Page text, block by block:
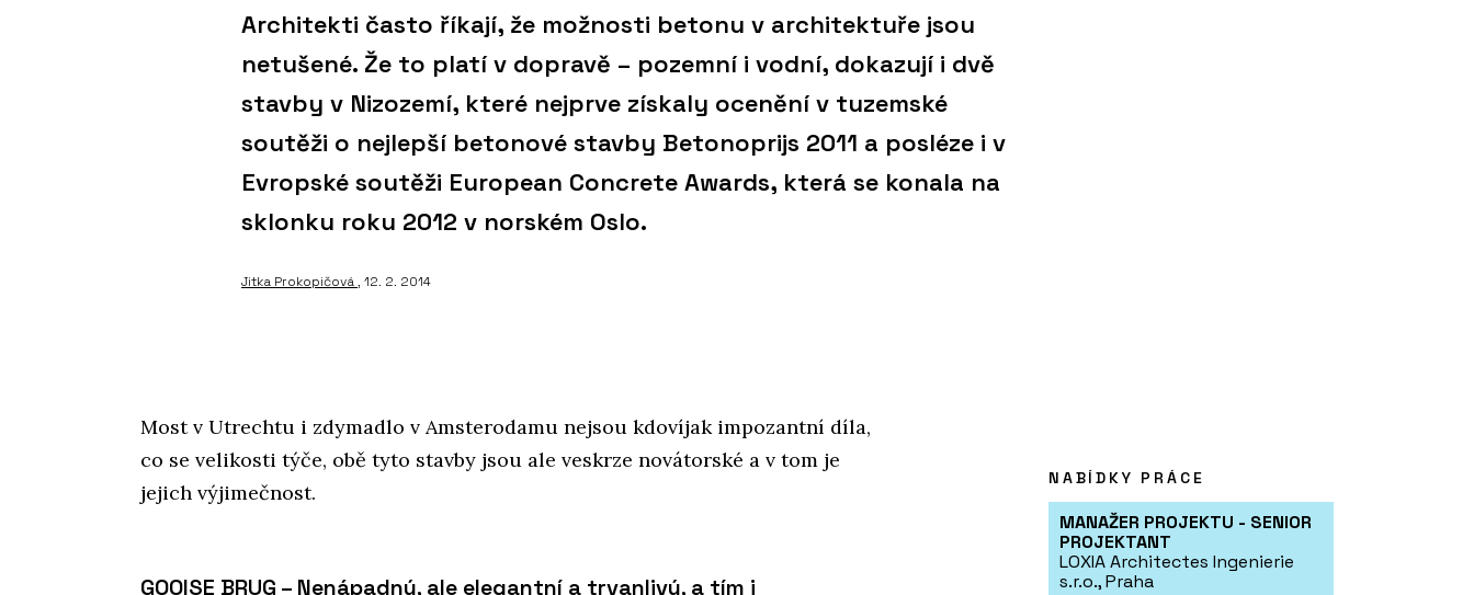
Architekti často říkají, že možnosti betonu v architektuře jsou
netušené. Že to platí v dopravě – pozemní i vodní, dokazují i dvě
stavby v Nizozemí, které nejprve získaly ocenění v tuzemské
soutěži o nejlepší betonové stavby Betonoprijs 2011 a posléze i v
Evropské soutěži European Concrete Awards, která se konala na
sklonku roku 2012 v norském Oslo.
Jitka Prokopičová, 12. 2. 2014
Most v Utrechtu i zdymadlo v Amsterodamu nejsou kdovíjak impozantní díla,
co se velikosti týče, obě tyto stavby jsou ale veskrze novátorské a v tom je
jejich výjimečnost.
GOOISE BRUG – Nenápadný, ale elegantní a trvanlivý, a tím i
NABÍDKY PRÁCE
MANAŽER PROJEKTU - SENIOR
PROJEKTANT
LOXIA Architectes Ingenierie
s.r.o., Praha